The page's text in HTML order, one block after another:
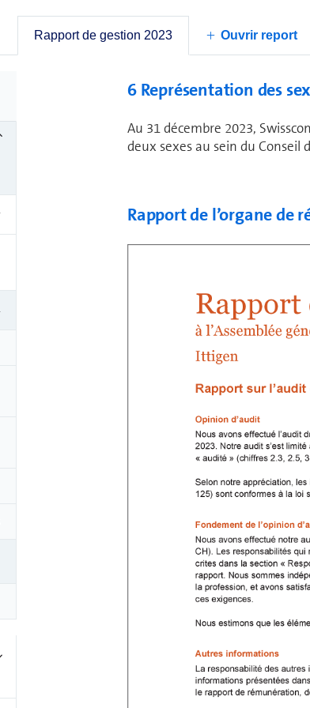
Rapport de gestion 2023 Ouvrir report
In­for­ma­tions
6 Représentation des
Au 31 décembre 2023,
deux sexes au sein du Conseil
Rapport de l’organe de